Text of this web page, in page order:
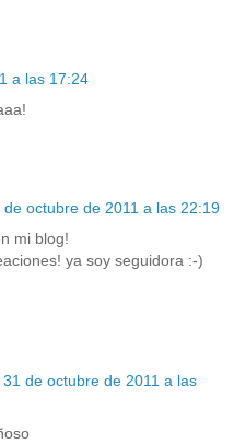
a las 17:24
de octubre de 2011 a las 22:19
mi blog!
ya soy seguidora :-)
31 de octubre de 2011 a las